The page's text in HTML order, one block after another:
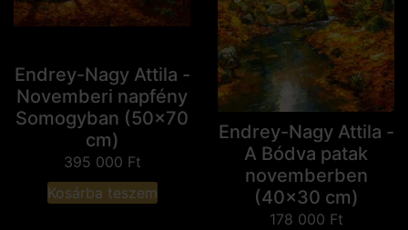
Endrey-Nagy Attila -
Novemberi napfény
Somogyban (50x70
cm)
395 000 Ft
Kosárba teszem
Endrey-Nagy Attila -
A Bódva patak
novemberben
(40x30 cm)
178 000 Ft